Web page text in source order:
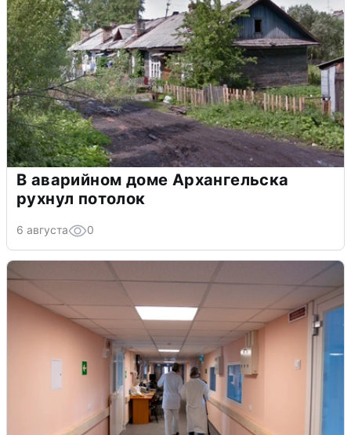
В аварийном доме Архангельска
рухнул потолок
6 августа 0